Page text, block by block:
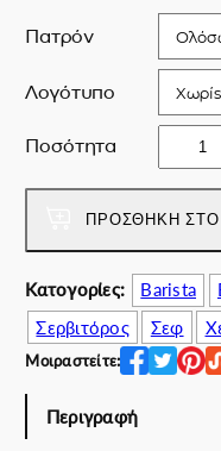
w
s
:
7
0
0
€
ί
α
ι
6
0
.
0
0
Πατρόν
Λογότυπο
Ποσότητα
u
m
m
e
r
t
i
m
ΠΡΟΣΘΉΚΗ ΣΤΟ
Κατογορίες: Barista
Σερβιτόρος
Σεφ
Μοιραστείτε:
Περιγραφή